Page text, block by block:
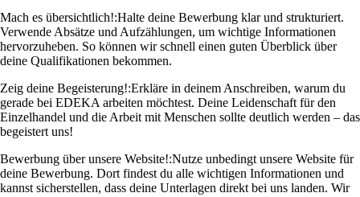
Mach es übersichtlich!:Halte deine Bewerbung klar und strukturiert.
Verwende Absätze und Aufzählungen, um wichtige Informationen
hervorzuheben. So können wir schnell einen guten Überblick über
deine Qualifikationen bekommen.
Zeig deine Begeisterung!:Erkläre in deinem Anschreiben, warum du
gerade bei EDEKA arbeiten möchtest. Deine Leidenschaft für den
Einzelhandel und die Arbeit mit Menschen sollte deutlich werden – das
begeistert uns!
Bewerbung über unsere Website!:Nutze unbedingt unsere Website für
deine Bewerbung. Dort findest du alle wichtigen Informationen und
kannst sicherstellen, dass deine Unterlagen direkt bei uns landen. Wir